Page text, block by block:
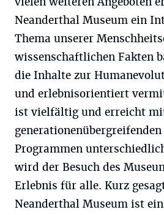
Neanderthal Museum ein
Thema unserer
wissenschaftlichen Fakten
die Inhalte zur
und erlebnisorientiert
ist vielfältig und erreicht
Programmen
wird der Besuch des
Erlebnis für alle. Kurz
Neanderthal Museum ist